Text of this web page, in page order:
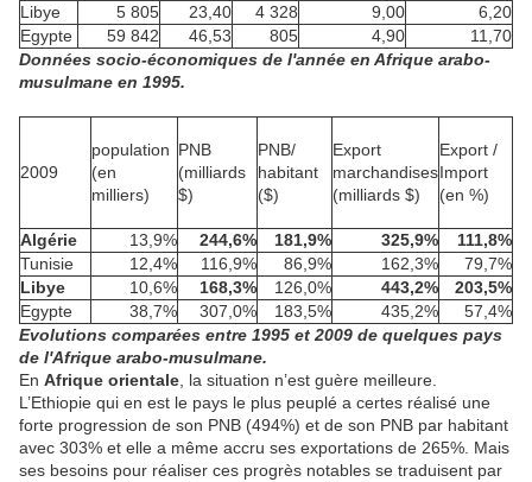
Libye
5 805 23,40 4 328 9,00
6,20
Egypte
59 842 46,53 805 4,90
11,70
Données socio-économiques de l'année en Afrique arabo-
musulmane en 1995.
2009
population
(en
milliers)
PNB
(milliards
$)
PNB/
habitant
($)
Export
marchandises
(milliards $)
Export /
Import
(en %)
Algérie 13,9% 244,6% 181,9% 325,9%
111,8%
Tunisie
12,4% 116,9% 86,9% 162,3%
79,7%
Libye
10,6% 168,3% 126,0% 443,2%
203,5%
Egypte
38,7% 307,0% 183,5% 435,2%
57,4%
Evolutions comparées entre 1995 et 2009 de quelques pays
de l'Afrique arabo-musulmane.
En Afrique orientale , la situation n’est guère meilleure.
L’Ethiopie qui en est le pays le plus peuplé a certes réalisé une
forte progression de son PNB (494%) et de son PNB par habitant
avec 303% et elle a même accru ses exportations de 265%. Mais
ses besoins pour réaliser ces progrès notables se traduisent par